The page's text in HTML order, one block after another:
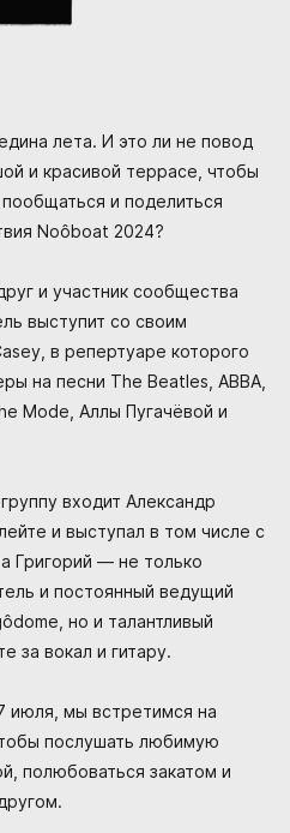
лета. И это ли не повод
и красивой террасе, чтобы
и поделиться
Noôboat 2024?
и участник сообщества
выступит со своим
в репертуаре которого
на песни The Beatles, ABBA,
Mode, Аллы Пугачёвой и
входит Александр
и выступал в том числе с
Григорий — не только
и постоянный ведущий
но и талантливый
за вокал и гитару.
июля, мы встретимся на
послушать любимую
полюбоваться закатом и